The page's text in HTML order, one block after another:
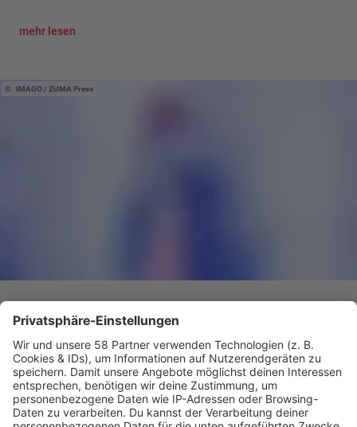
mehr lesen
IMAGO / ZUMA Press
Tyga erfindet sich neu!
Tyga hat sein neues Album "$TARFACE" angekündigt.
Statt
Rap setzt der US-Star auf Synth-Pop, Funk und R&B